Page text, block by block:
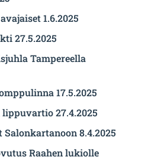
1.6.2025
27.5.2025
Tampereella
17.5.2025
27.4.2025
8.4.2025
Raahen lukiolle